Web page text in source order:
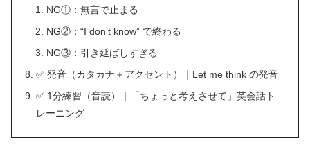
NG①：無言で止まる
NG②：“I don’t know” で終わる
NG③：引き延ばしすぎる
✅ 発音（カタカナ＋アクセント）｜Let me think の発音
✅ 1分練習（音読）｜「ちょっと考えさせて」英会話ト
レーニング